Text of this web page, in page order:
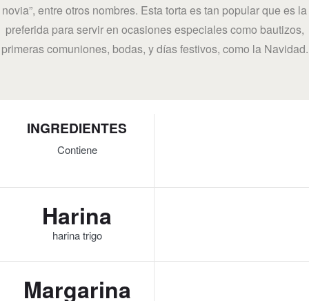
novia”, entre otros nombres. Esta torta es tan popular que es la
preferida para servir en ocasiones especiales como bautizos,
primeras comuniones, bodas, y días festivos, como la Navidad.
INGREDIENTES
Contiene
Harina
harina trigo
Margarina